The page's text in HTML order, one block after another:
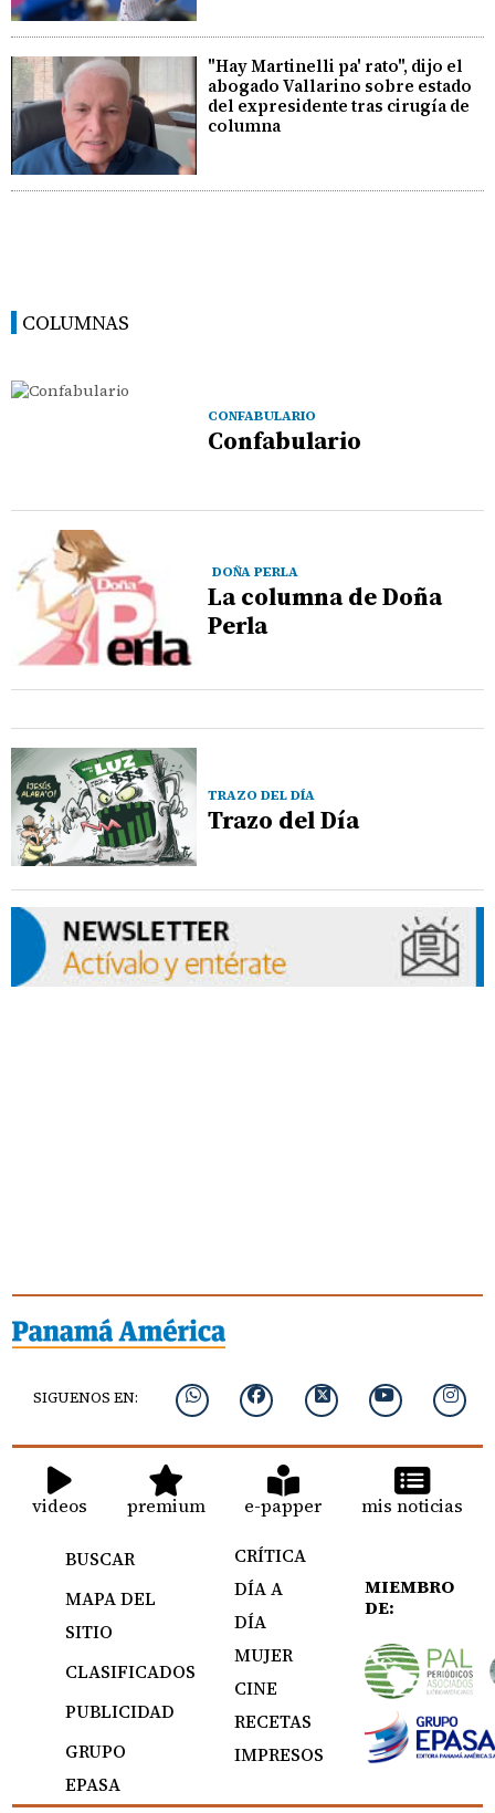
"Hay Martinelli pa' rato", dijo el
abogado Vallarino sobre estado
del expresidente tras cirugía de
columna
COLUMNAS
CONFABULARIO
Confabulario
DOÑA PERLA
La columna de Doña
Perla
TRAZO DEL DÍA
Trazo del Día
SIGUENOS EN:
videos premium e-papper mis noticias
BUSCAR
MAPA DEL
SITIO
CLASIFICADOS
PUBLICIDAD
GRUPO
EPASA
CRÍTICA
DÍA A
DÍA
MUJER
CINE
RECETAS
IMPRESOS
MIEMBRO
DE: